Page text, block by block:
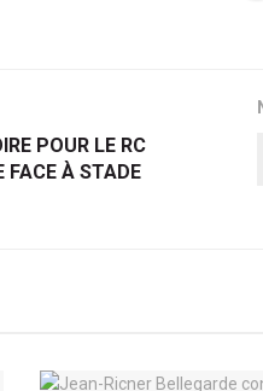
POUR LE RC
FACE À STADE